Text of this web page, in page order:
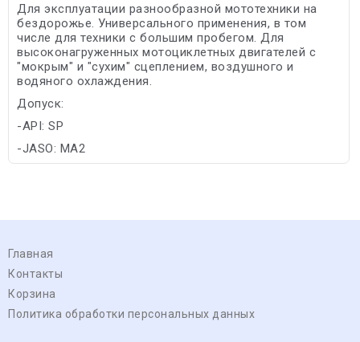
Для эксплуатации разнообразной мототехники на
бездорожье. Универсального применения, в том
числе для техники с большим пробегом. Для
высоконагруженных мотоциклетных двигателей с
"мокрым" и "сухим" сцеплением, воздушного и
водяного охлаждения.
Допуск:
-API: SP
-JASO: MA2
Главная
Контакты
Корзина
Политика обработки персональных данных